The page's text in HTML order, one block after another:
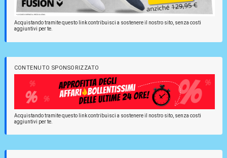
Acquistando tramite questo link contribuisci a sostenere il nostro sito, senza costi
aggiuntivi per te.
CONTENUTO SPONSORIZZATO
Acquistando tramite questo link contribuisci a sostenere il nostro sito, senza costi
aggiuntivi per te.